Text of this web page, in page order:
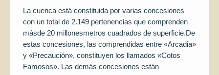
La cuenca está constituida por varias concesiones
con un total de 2.149 pertenencias que comprenden
másde 20 millonesmetros cuadrados de superficie.De
estas concesiones, las comprendidas entre «Arcadia»
y «Precaución», constituyen los llamados «Cotos
Famosos». Las demás concesiones están